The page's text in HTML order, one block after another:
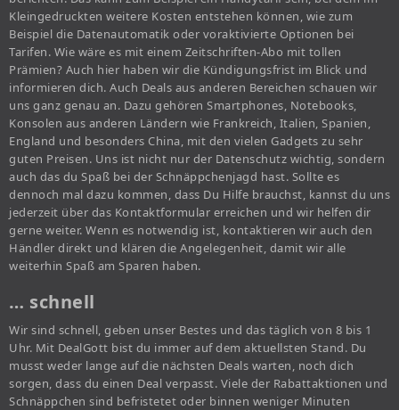
Kleingedruckten weitere Kosten entstehen können, wie zum
Beispiel die Datenautomatik oder voraktivierte Optionen bei
Tarifen. Wie wäre es mit einem Zeitschriften-Abo mit tollen
Prämien? Auch hier haben wir die Kündigungsfrist im Blick und
informieren dich. Auch Deals aus anderen Bereichen schauen wir
uns ganz genau an. Dazu gehören Smartphones, Notebooks,
Konsolen aus anderen Ländern wie Frankreich, Italien, Spanien,
England und besonders China, mit den vielen Gadgets zu sehr
guten Preisen. Uns ist nicht nur der Datenschutz wichtig, sondern
auch das du Spaß bei der Schnäppchenjagd hast. Sollte es
dennoch mal dazu kommen, dass Du Hilfe brauchst, kannst du uns
jederzeit über das Kontaktformular erreichen und wir helfen dir
gerne weiter. Wenn es notwendig ist, kontaktieren wir auch den
Händler direkt und klären die Angelegenheit, damit wir alle
weiterhin Spaß am Sparen haben.
… schnell
Wir sind schnell, geben unser Bestes und das täglich von 8 bis 1
Uhr. Mit DealGott bist du immer auf dem aktuellsten Stand. Du
musst weder lange auf die nächsten Deals warten, noch dich
sorgen, dass du einen Deal verpasst. Viele der Rabattaktionen und
Schnäppchen sind befristetet oder binnen weniger Minuten